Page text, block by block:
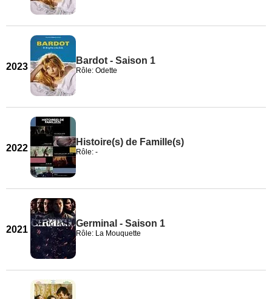
2023
Bardot - Saison 1
Rôle: Odette
2022
Histoire(s) de Famille(s)
Rôle: -
2021
Germinal - Saison 1
Rôle: La Mouquette